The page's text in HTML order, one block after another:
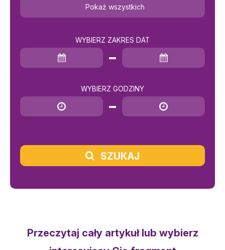
Pokaż wszystkich
WYBIERZ ZAKRES DAT
Data rozpoczęcia
Data zakończenia
WYBIERZ GODZINY
Godzina rozpoczęcia
Godzina zakończenia
SZUKAJ
Przeczytaj cały artykuł lub wybierz